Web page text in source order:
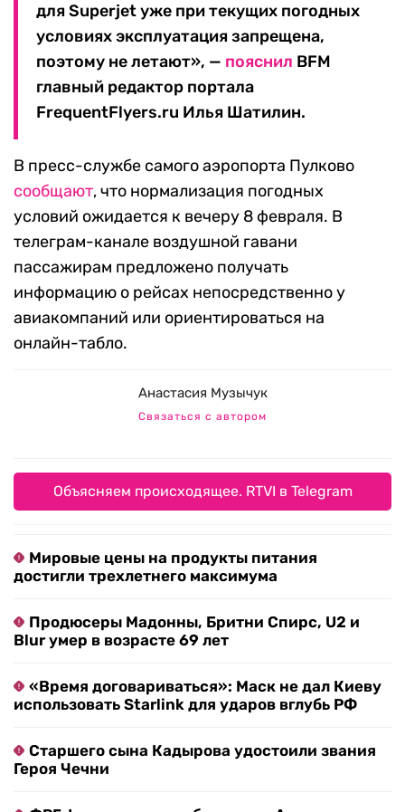
для Superjet уже при текущих погодных
условиях эксплуатация запрещена,
поэтому не летают», — пояснил BFM
главный редактор портала
FrequentFlyers.ru Илья Шатилин.
В пресс-службе самого аэропорта Пулково
сообщают, что нормализация погодных
условий ожидается к вечеру 8 февраля. В
телеграм-канале воздушной гавани
пассажирам предложено получать
информацию о рейсах непосредственно у
авиакомпаний или ориентироваться на
онлайн-табло.
Анастасия Музычук
Связаться с автором
Объясняем происходящее. RTVI в Telegram
Мировые цены на продукты питания
достигли трехлетнего максимума
Продюсеры Мадонны, Бритни Спирс, U2 и
Blur умер в возрасте 69 лет
«Время договариваться»: Маск не дал Киеву
использовать Starlink для ударов вглубь РФ
Старшего сына Кадырова удостоили звания
Героя Чечни